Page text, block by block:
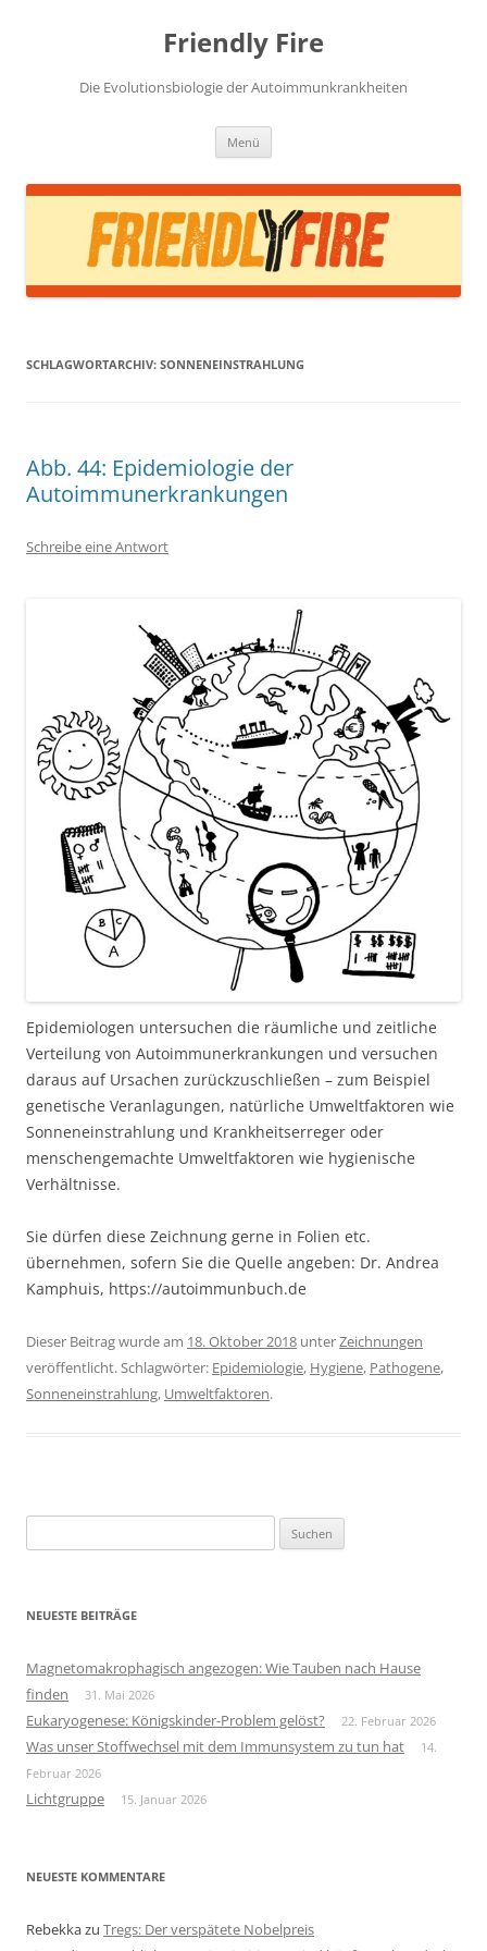
Friendly Fire
Die Evolutionsbiologie der Autoimmunkrankheiten
Menü
SCHLAGWORTARCHIV: SONNENEINSTRAHLUNG
Abb. 44: Epidemiologie der
Autoimmunerkrankungen
Schreibe eine Antwort
Epidemiologen untersuchen die räumliche und zeitliche
Verteilung von Autoimmunerkrankungen und versuchen
daraus auf Ursachen zurückzuschließen – zum Beispiel
genetische Veranlagungen, natürliche Umweltfaktoren wie
Sonneneinstrahlung und Krankheitserreger oder
menschengemachte Umweltfaktoren wie hygienische
Verhältnisse.
Sie dürfen diese Zeichnung gerne in Folien etc.
übernehmen, sofern Sie die Quelle angeben: Dr. Andrea
Kamphuis, https://autoimmunbuch.de
Dieser Beitrag wurde am 18. Oktober 2018 unterZeichnungen
veröffentlicht. Schlagwörter: Epidemiologie, Hygiene, Pathogene,
Sonneneinstrahlung, Umweltfaktoren.
nach:
NEUESTE BEITRÄGE
Magnetomakrophagisch angezogen: Wie Tauben nach Hause
finden
31. Mai 2026
Eukaryogenese: Königskinder-Problem gelöst? 22. Februar 2026
Was unser Stoffwechsel mit dem Immunsystem zu tun hat
14.
Februar 2026
Lichtgruppe 15. Januar 2026
NEUESTE KOMMENTARE
Rebekkazu Tregs: Der verspätete Nobelpreis